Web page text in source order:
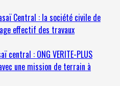
Central : la société civile de
effectif des travaux
central : ONG VERITE-PLUS
une mission de terrain à